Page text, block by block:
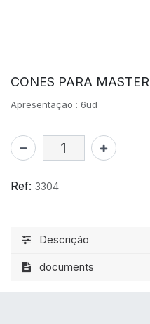
CONES PARA
Apresentação : 6ud
Ref: 3304
Descrição
documents